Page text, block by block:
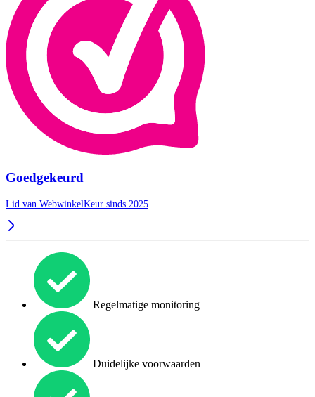
Goedgekeurd
Lid van WebwinkelKeur sinds 2025
Regelmatige monitoring
Duidelijke voorwaarden